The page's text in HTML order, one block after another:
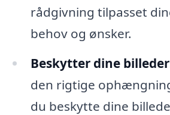
rådgivning tilpasset
behov og ønsker.
Beskytter dine
den rigtige
du beskytte dine